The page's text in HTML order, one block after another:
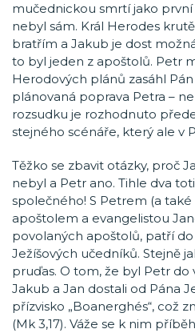
mučednickou smrtí jako
nebyl sám. Král Herodes
bratřím a Jakub je dost
to byl jeden z apoštolů. Petr
Herodových plánů zasáhl
plánovaná poprava Petra –
rozsudku je rozhodnuto
stejného scénáře, který ale v
Těžko se zbavit otázky, proč
nebyl a Petr ano. Tihle dva
společného! S Petrem (a
apoštolem a evangelistou
povolaných apoštolů, patří
Ježíšových učedníků. Stejně
pruďas. O tom, že byl Petr do
Jakub a Jan dostali od Pána
přízvisko „Boanerghés“, což
(Mk 3,17). Váže se k nim